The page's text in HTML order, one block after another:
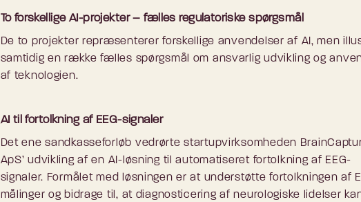
To forskellige AI-projekter – fælles regulatoriske spørgsmål
De to projekter repræsenterer forskellige anvendelser af AI, men
samtidig en række fælles spørgsmål om ansvarlig udvikling og
af teknologien.
AI til fortolkning af EEG-signaler
Det ene sandkasseforløb vedrørte startupvirksomheden
ApS’ udvikling af en AI-løsning til automatiseret fortolkning af EEG-
signaler. Formålet med løsningen er at understøtte fortolkningen af
målinger og bidrage til, at diagnosticering af neurologiske lidelser